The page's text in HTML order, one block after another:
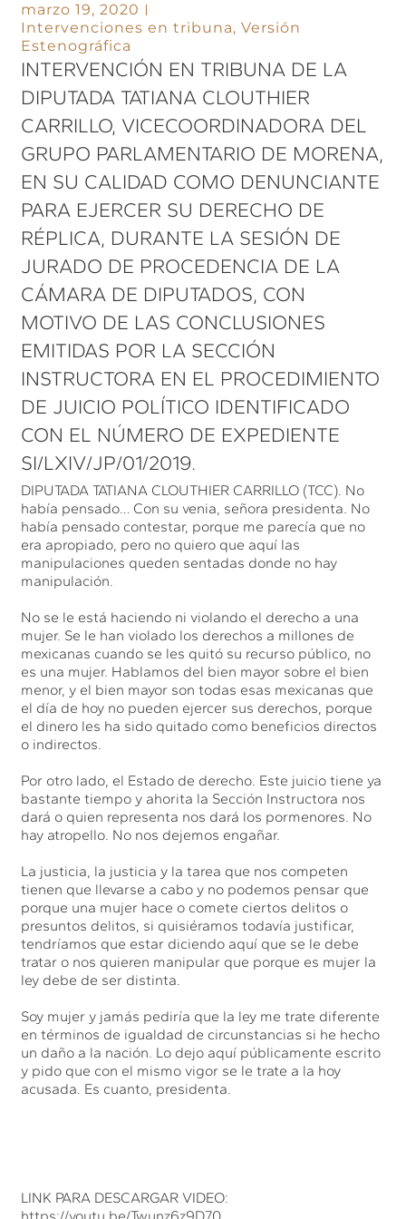
marzo 19, 2020
Intervenciones en tribuna,Versión
Estenográfica
INTERVENCIÓN EN TRIBUNA DE LA
DIPUTADA TATIANA CLOUTHIER
CARRILLO, VICECOORDINADORA DEL
GRUPO PARLAMENTARIO DE MORENA,
EN SU CALIDAD COMO DENUNCIANTE
PARA EJERCER SU DERECHO DE
RÉPLICA, DURANTE LA SESIÓN DE
JURADO DE PROCEDENCIA DE LA
CÁMARA DE DIPUTADOS, CON
MOTIVO DE LAS CONCLUSIONES
EMITIDAS POR LA SECCIÓN
INSTRUCTORA EN EL PROCEDIMIENTO
DE JUICIO POLÍTICO IDENTIFICADO
CON EL NÚMERO DE EXPEDIENTE
SI/LXIV/JP/01/2019.
DIPUTADA TATIANA CLOUTHIER CARRILLO (TCC). No
había pensado… Con su venia, señora presidenta. No
había pensado contestar, porque me parecía que no
era apropiado, pero no quiero que aquí las
manipulaciones queden sentadas donde no hay
manipulación.
No se le está haciendo ni violando el derecho a una
mujer. Se le han violado los derechos a millones de
mexicanas cuando se les quitó su recurso público, no
es una mujer. Hablamos del bien mayor sobre el bien
menor, y el bien mayor son todas esas mexicanas que
el día de hoy no pueden ejercer sus derechos, porque
el dinero les ha sido quitado como beneficios directos
o indirectos.
Por otro lado, el Estado de derecho. Este juicio tiene ya
bastante tiempo y ahorita la Sección Instructora nos
dará o quien representa nos dará los pormenores. No
hay atropello. No nos dejemos engañar.
La justicia, la justicia y la tarea que nos competen
tienen que llevarse a cabo y no podemos pensar que
porque una mujer hace o comete ciertos delitos o
presuntos delitos, si quisiéramos todavía justificar,
tendríamos que estar diciendo aquí que se le debe
tratar o nos quieren manipular que porque es mujer la
ley debe de ser distinta.
Soy mujer y jamás pediría que la ley me trate diferente
en términos de igualdad de circunstancias si he hecho
un daño a la nación. Lo dejo aquí públicamente escrito
y pido que con el mismo vigor se le trate a la hoy
acusada. Es cuanto, presidenta.
LINK PARA DESCARGAR VIDEO: